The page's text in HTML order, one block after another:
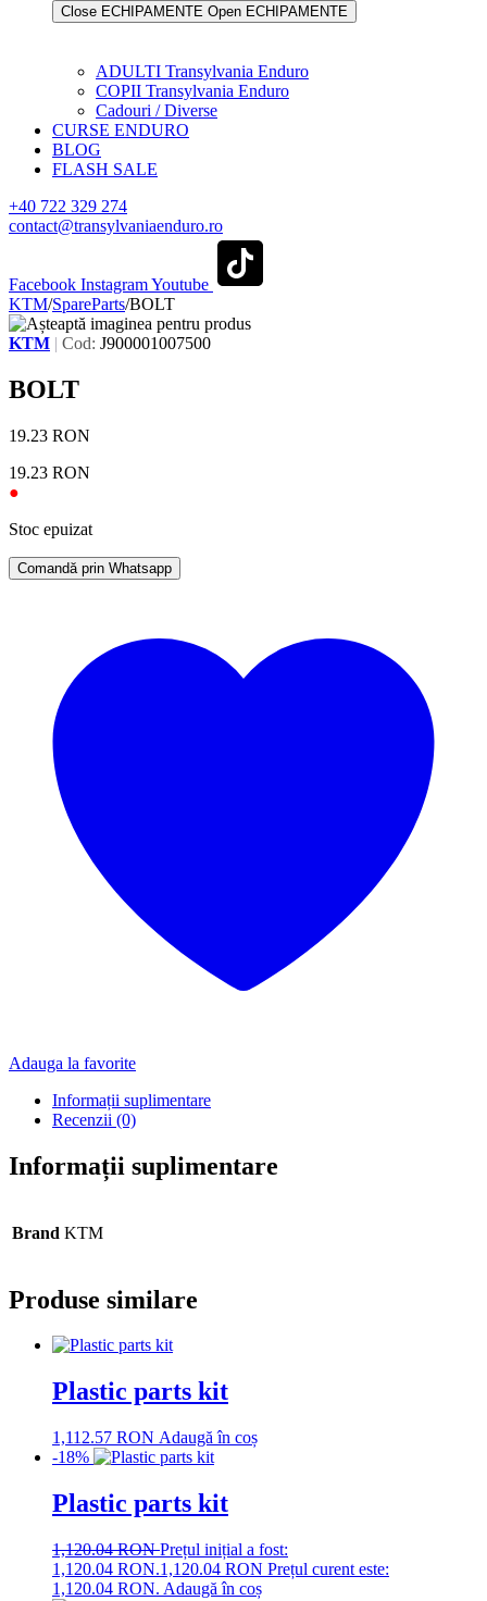
Close ECHIPAMENTE Open ECHIPAMENTE
ADULTI Transylvania Enduro
COPII Transylvania Enduro
Cadouri / Diverse
CURSE ENDURO
BLOG
FLASH SALE
+40 722 329 274
contact@transylvaniaenduro.ro
Facebook InstagramYoutube
KTM/SpareParts/BOLT
KTM | Cod: J900001007500
BOLT
19.23 RON
19.23 RON
●
Stoc epuizat
Comandă prin Whatsapp
Adauga la favorite
Informații suplimentare
Recenzii (0)
Informații suplimentare
Brand KTM
Produse similare
Plastic parts kit
1,112.57 RON Adaugă în coș
-18%
Plastic parts kit
1,120.04RONPrețul inițial a fost:
1,120.04 RON.1,120.04 RON Prețul curent este:
1,120.04 RON. Adaugă în coș